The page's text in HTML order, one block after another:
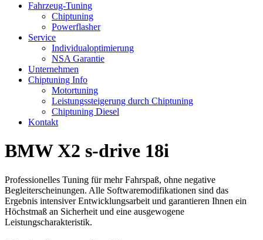
Fahrzeug-Tuning
Chiptuning
Powerflasher
Service
Individualoptimierung
NSA Garantie
Unternehmen
Chiptuning Info
Motortuning
Leistungssteigerung durch Chiptuning
Chiptuning Diesel
Kontakt
BMW X2 s-drive 18i
Professionelles Tuning für mehr Fahrspaß, ohne negative
Begleiterscheinungen. Alle Softwaremodifikationen sind das
Ergebnis intensiver Entwicklungsarbeit und garantieren Ihnen ein
Höchstmaß an Sicherheit und eine ausgewogene
Leistungscharakteristik.